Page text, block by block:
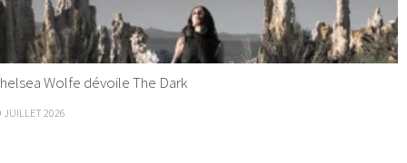
Wolfe dévoile The Dark
JUILLET 2026